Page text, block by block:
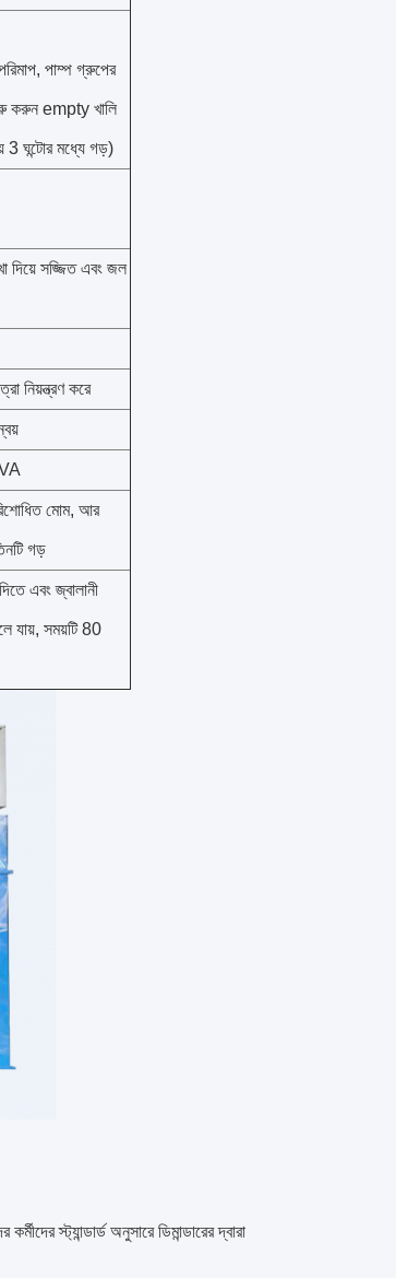
পাম্প গ্রুপের
করুন empty খালি
3 ঘন্টাের মধ্যে গড়)
দিয়ে সজ্জিত এবং জল
নিয়ন্ত্রণ করে
মোম, আর
গড়
এবং জ্বালানী
যায়, সময়টি 80
স্ট্যান্ডার্ড অনুসারে ডিমান্ডারের দ্বারা